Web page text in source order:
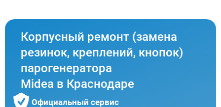
Корпусный ремонт (замена
резинок, креплений, кнопок)
парогенератора
Midea в Краснодаре
Официальный сервис